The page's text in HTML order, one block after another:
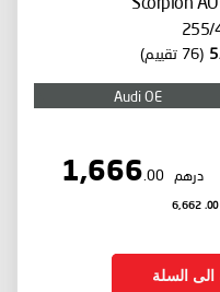
255/
(76 تقييم)
Audi OE
درهم 1,666
.00
6,662
.00
السلة